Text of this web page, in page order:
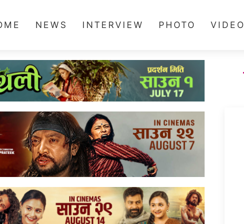
NEWS INTERVIEW PHOTO VIDEO